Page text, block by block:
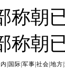
称朝
称朝
国际 |军事 |社会 |地方 |